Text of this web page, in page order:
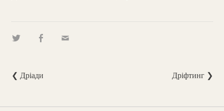
❮ Дріади Дріфтинг ❯